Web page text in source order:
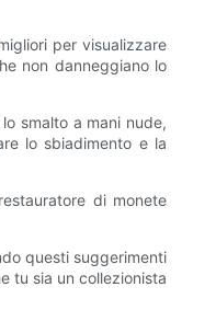
per visualizzare
non danneggiano lo
smalto a mani nude,
lo sbiadimento e la
di monete
questi suggerimenti
tu sia un collezionista